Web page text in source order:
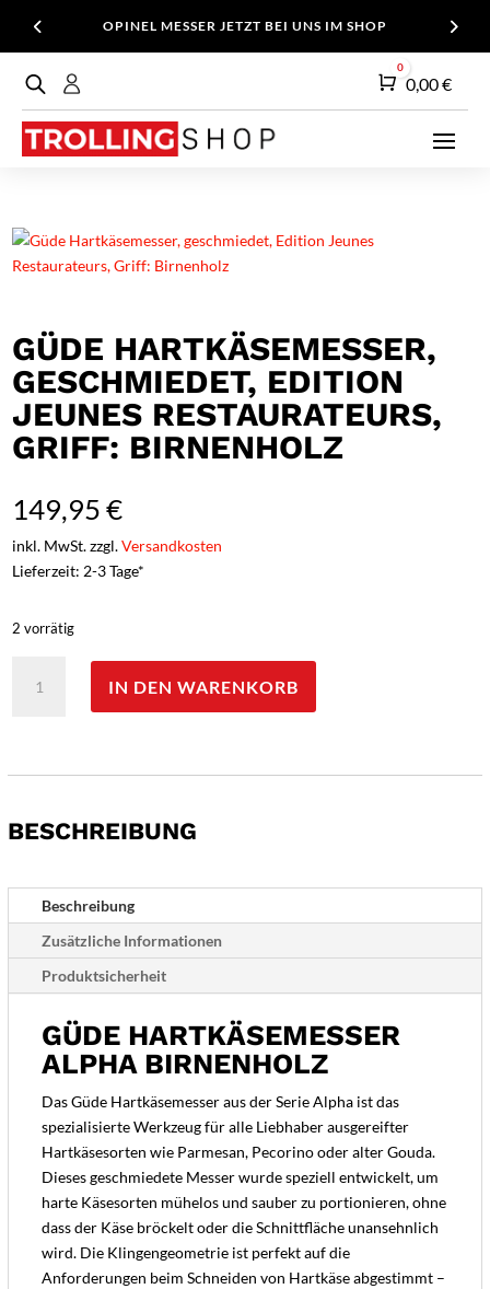
OPINEL MESSER JETZT BEI UNS IM SHOP
Warenkorb
0
0,00€
GÜDE HARTKÄSEMESSER,
GESCHMIEDET, EDITION
JEUNES RESTAURATEURS,
GRIFF: BIRNENHOLZ
149,95€
inkl. MwSt. zzgl.Versandkosten
Lieferzeit: 2-3 Tage*
2 vorrätig
Hartkäsemesser,
geschmiedet,
Griff:
Birnenholz
IN DEN WARENKORB
BESCHREIBUNG
Beschreibung
Zusätzliche Informationen
Produktsicherheit
GÜDE HARTKÄSEMESSER
ALPHA BIRNENHOLZ
Das Güde Hartkäsemesser aus der Serie Alpha ist das
spezialisierte Werkzeug für alle Liebhaber ausgereifter
Hartkäsesorten wie Parmesan, Pecorino oder alter Gouda.
Dieses geschmiedete Messer wurde speziell entwickelt, um
harte Käsesorten mühelos und sauber zu portionieren, ohne
dass der Käse bröckelt oder die Schnittfläche unansehnlich
wird. Die Klingengeometrie ist perfekt auf die
Anforderungen beim Schneiden von Hartkäse abgestimmt –